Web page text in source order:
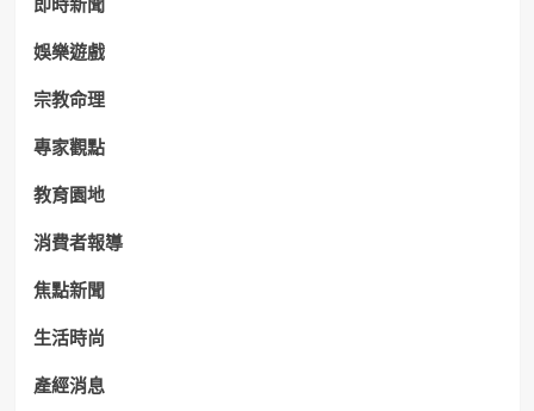
娛樂遊戲
宗教命理
專家觀點
教育園地
消費者報導
焦點新聞
生活時尚
產經消息